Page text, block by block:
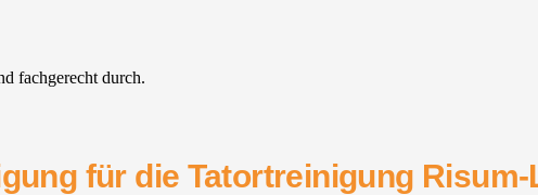
fachgerecht durch.
für die Tatortreinigung